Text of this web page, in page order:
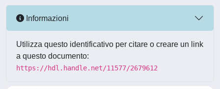
Informazioni
Utilizza questo identificativo per citare o creare un link
a questo documento:
https://hdl.handle.net/11577/2679612